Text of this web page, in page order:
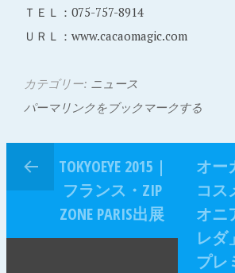
ＴＥＬ：075-757-8914
ＵＲＬ：www.cacaomagic.com
カテゴリー: ニュース
パーマリンクをブックマークする
TOKYOEYE 2015 |
フランス・ZIP
ZONE PARIS出展
オー
コス
オニ
レダ
プレ